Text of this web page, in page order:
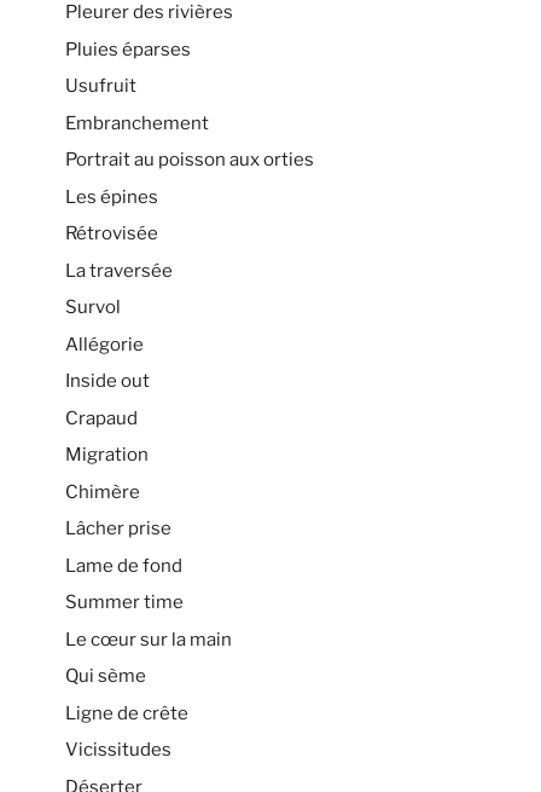
Pleurer des rivières
Pluies éparses
Usufruit
Embranchement
Portrait au poisson aux orties
Les épines
Rétrovisée
La traversée
Survol
Allégorie
Inside out
Crapaud
Migration
Chimère
Lâcher prise
Lame de fond
Summer time
Le cœur sur la main
Qui sème
Ligne de crête
Vicissitudes
Déserter